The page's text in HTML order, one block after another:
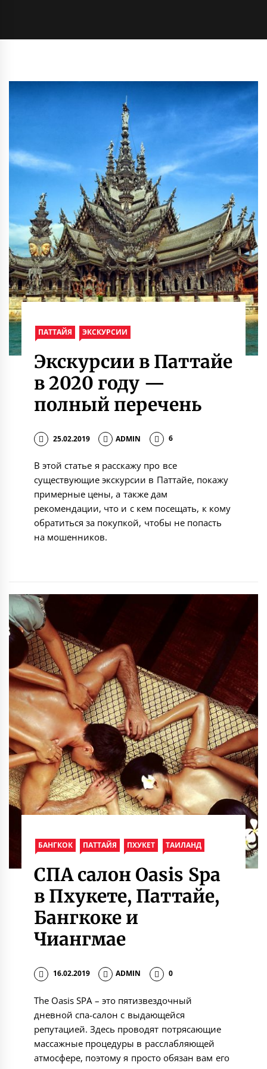
ПАТТАЙЯ ЭКСКУРСИИ
Экскурсии в Паттайе
в 2020 году —
полный перечень
25.02.2019 ADMIN 6
В этой статье я расскажу про все
существующие экскурсии в Паттайе, покажу
примерные цены, а также дам
рекомендации, что и с кем посещать, к кому
обратиться за покупкой, чтобы не попасть
на мошенников.
БАНГКОК ПАТТАЙЯ ПХУКЕТ ТАИЛАНД
СПА салон Oasis Spa
в Пхукете, Паттайе,
Бангкоке и
Чиангмае
16.02.2019 ADMIN 0
The Oasis SPA – это пятизвездочный
дневной спа-салон с выдающейся
репутацией. Здесь проводят потрясающие
массажные процедуры в расслабляющей
атмосфере, поэтому я просто обязан вам его